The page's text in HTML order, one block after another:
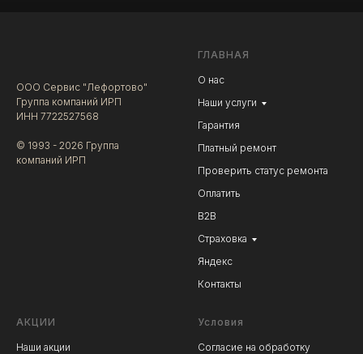
ООО Сервис "Лефортово"
Группа компаний ИРП
ИНН 7722527568
© 1993 - 2026 Группа
компаний ИРП
ГЛАВНАЯ
О нас
Наши услуги
Гарантия
Платный ремонт
Проверить статус ремонта
Оплатить
В2В
Страховка
Яндекс
Контакты
АКЦИИ
Наши акции
Условия
Согласие на обработку